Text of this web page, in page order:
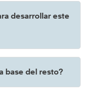
desarrollar este
base del resto?